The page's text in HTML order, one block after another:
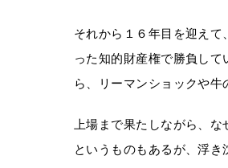
それから１６年目を迎え
った知的財産権で勝負し
ら、リーマンショックや牛
上場まで果たしながら、
というものもあるが、浮き